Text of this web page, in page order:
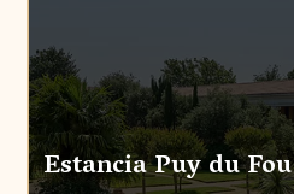
Estancia Puy du Fou